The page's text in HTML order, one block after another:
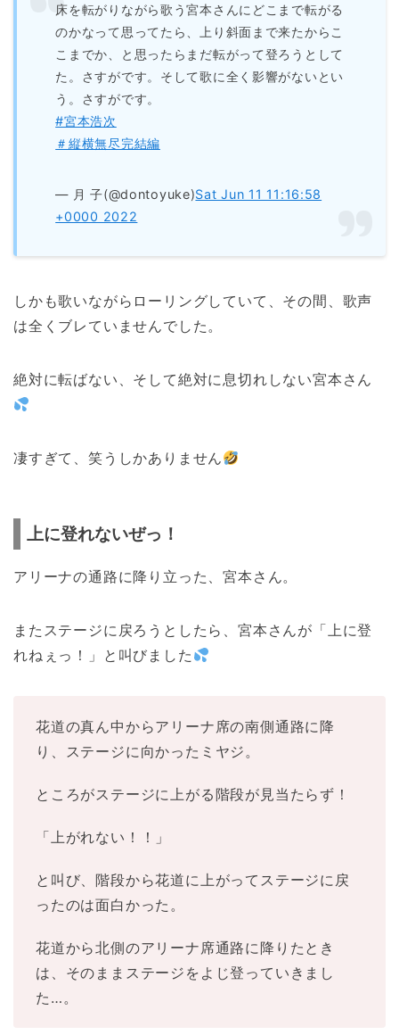
床を転がりながら歌う宮本さんにどこまで転がる
のかなって思ってたら、上り斜面まで来たからこ
こまでか、と思ったらまだ転がって登ろうとして
た。さすがです。そして歌に全く影響がないとい
う。さすがです。
#宮本浩次
＃縦横無尽完結編
— 月 子(@dontoyuke)Sat Jun 11 11:16:58
+0000 2022
しかも歌いながらローリングしていて、その間、歌声
は全くブレていませんでした。
絶対に転ばない、そして絶対に息切れしない宮本さん
凄すぎて、笑うしかありません
上に登れないぜっ！
アリーナの通路に降り立った、宮本さん。
またステージに戻ろうとしたら、宮本さんが「上に登
れねぇっ！」と叫びました
花道の真ん中からアリーナ席の南側通路に降
り、ステージに向かったミヤジ。
ところがステージに上がる階段が見当たらず！
「上がれない！！」
と叫び、階段から花道に上がってステージに戻
ったのは面白かった。
花道から北側のアリーナ席通路に降りたとき
は、そのままステージをよじ登っていきまし
た…。